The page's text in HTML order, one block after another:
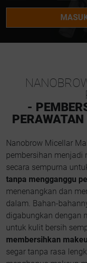
-
Nanobrow Micellar
pembersihan menjadi
secara sempurna
tanpa mengganggu
menenangkan dan
dalam. Bahan-
digabungkan dengan
untuk kulit bersih
membersihkan
segar tanpa rasa